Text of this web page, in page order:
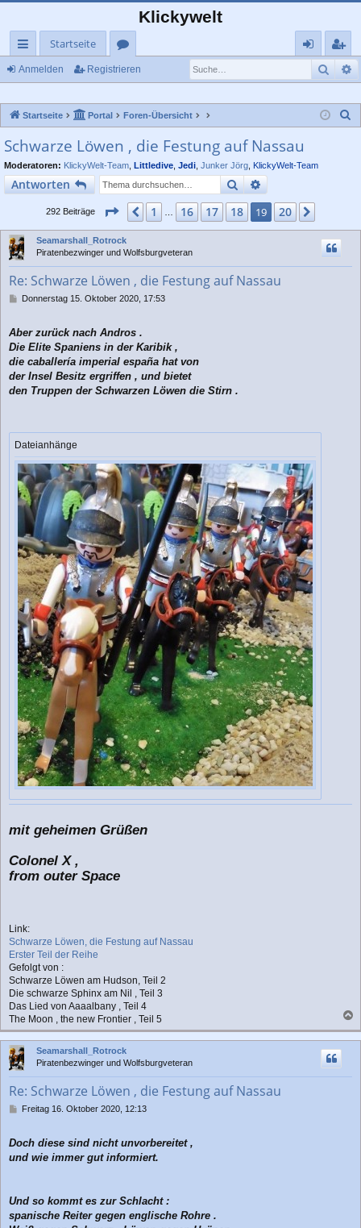
Klickywelt
ch
llz
ug
rif
f
Startseite
or
de
n
eg
rie
Anmelden Registrieren
Startseite Portal Foren-Übersicht
Schwarze Löwen , die Festung auf Nassau
Moderatoren: KlickyWelt-Team Littledive Jedi Junker Jörg KlickyWelt-Team
Antworten SucheErweiterte Suche
292 Beiträge Seite19 von20
Vorherige
1 16 17 18 19 20
Seamarshall_Rotrock
Piratenbezwinger und Wolfsburgveteran
Re: Schwarze Löwen , die Festung auf Nassau
B
t
r
a
Donnerstag 15. Oktober 2020, 17:53
Aber zurück nach Andros .
Die Elite Spaniens in der Karibik ,
die caballería imperial españa hat von
der Insel Besitz ergriffen , und bietet
den Truppen der Schwarzen Löwen die Stirn .
Dateianhänge
mit geheimen Grüßen
Colonel X ,
from outer Space
Link:
Schwarze Löwen, die Festung auf Nassau
Erster Teil der Reihe
Gefolgt von :
Schwarze Löwen am Hudson, Teil 2
Die schwarze Sphinx am Nil , Teil 3
Das Lied von Aaaalbany , Teil 4
The Moon , the new Frontier , Teil 5
a
c
Seamarshall_Rotrock
Piratenbezwinger und Wolfsburgveteran
Re: Schwarze Löwen , die Festung auf Nassau
B
t
r
Freitag 16. Oktober 2020, 12:13
Doch diese sind nicht unvorbereitet ,
und wie immer gut informiert.
Und so kommt es zur Schlacht :
spanische Reiter gegen englische Rohre .